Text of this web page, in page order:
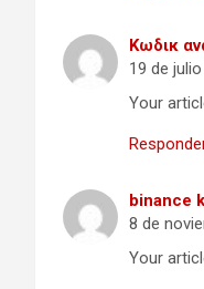
Κωδικ
19 de
Your
binance
8 de
Your